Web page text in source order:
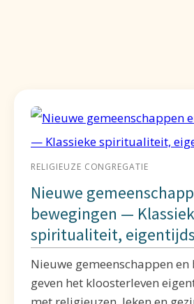
RELIGIEUZE CONGREGATIE
Nieuwe
bewegingen —
spiritualiteit,
Nieuwe gemeenschappen en
geven het kloosterleven